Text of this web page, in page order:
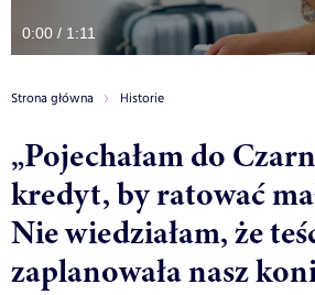
0:00 / 1:11
Strona główna Historie
„Pojechałam do
kredyt, by ratować
Nie wiedziałam, że
zaplanowała nasz